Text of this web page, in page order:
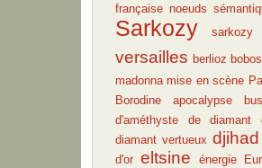
française noeuds
Sarkozy
versailles berlioz bobos
madonna mise en scène
Borodine apocalypse
d'améthyste
de diamant
diamant vertueux djihad
d'or eltsine énergie